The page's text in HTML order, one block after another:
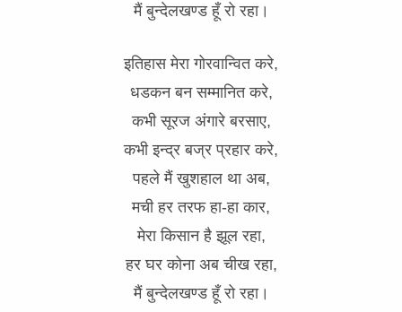
मैं बुन्देलखण्ड हूँ रो रहा।
इतिहास मेरा गोरवान्वित करे,
धडकन बन सम्मानित करे,
कभी सूरज अंगारे बरसाए,
कभी इन्द्र बज्र प्रहार करे,
पहले मैं खुशहाल था अब,
मची हर तरफ हा-हा कार,
मेरा किसान है झूल रहा,
हर घर कोना अब चीख रहा,
मैं बुन्देलखण्ड हूँ रो रहा।